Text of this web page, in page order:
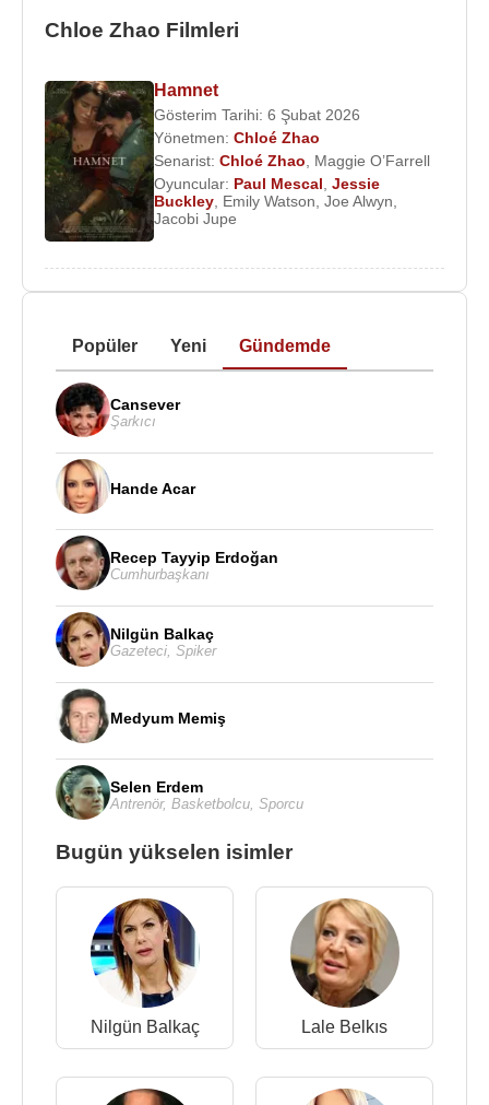
Chloe Zhao Filmleri
Hamnet
Gösterim Tarihi: 6 Şubat 2026
Yönetmen: Chloé Zhao
Senarist: Chloé Zhao
Maggie O’Farrell
Oyuncular: Paul Mescal Jessie
Buckley Emily Watson Joe Alwyn
Jacobi Jupe
Popüler Yeni Gündemde
Cansever
Şarkıcı
Hande Acar
Recep Tayyip Erdoğan
Cumhurbaşkanı
Nilgün Balkaç
Gazeteci Spiker
Medyum Memiş
Selen Erdem
Antrenör, Basketbolcu Sporcu
Bugün yükselen isimler
Nilgün Balkaç Lale Belkıs